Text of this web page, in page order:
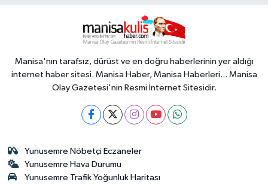
Manisa'nın tarafsız, dürüst ve en doğru haberlerinin yer aldığı
internet haber sitesi. Manisa Haber, Manisa Haberleri... Manisa
Olay Gazetesi'nin Resmi İnternet Sitesidir.
Yunusemre Nöbetçi Eczaneler
Yunusemre Hava Durumu
Yunusemre Trafik Yoğunluk Haritası